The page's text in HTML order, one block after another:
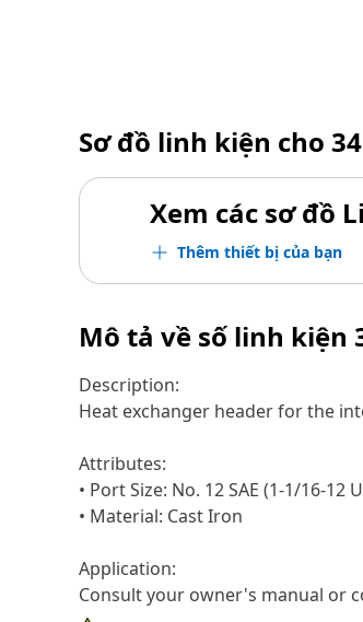
Sơ đồ linh kiện cho
Xem các sơ đồ
Thêm thiết bị của bạn
Mô tả về số linh kiện
Description:
Heat exchanger header for the
Attributes:
• Port Size: No. 12 SAE (1-1/16-12
• Material: Cast Iron
Application:
Consult your owner's manual or